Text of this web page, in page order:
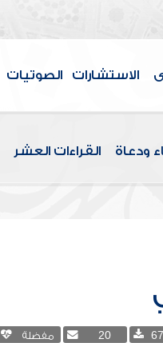
الاستشارات الصوتيات
ودعاة القراءات العشر
20 مفضلة